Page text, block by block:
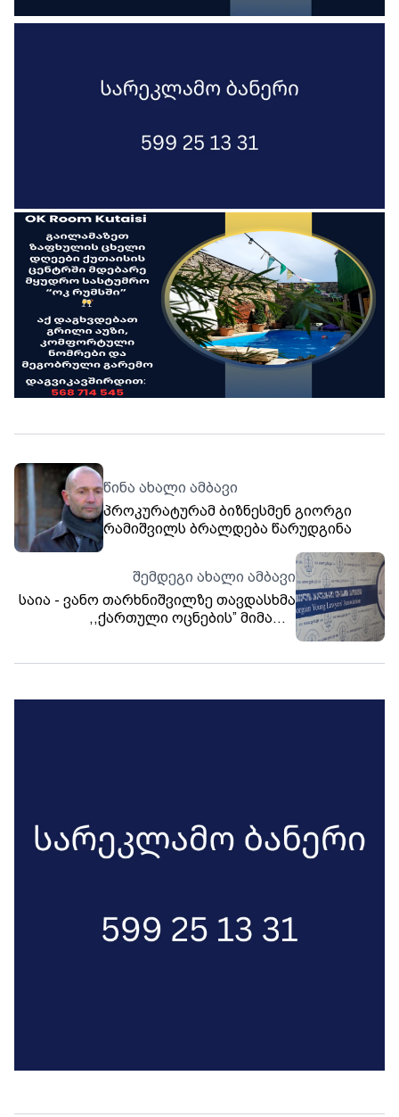
წინა ახალი ამბავი
პროკურატურამ ბიზნესმენ გიორგი
რამიშვილს ბრალდება წარუდგინა
შემდეგი ახალი ამბავი
საია - ვანო თარხნიშვილზე თავდასხმა
,,ქართული ოცნების” მიმართ